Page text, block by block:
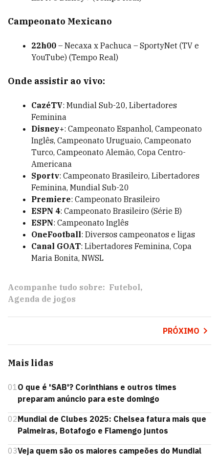
Campeonato Mexicano
22h00 – Necaxa x Pachuca – SportyNet (TV e
YouTube) (Tempo Real)
Onde assistir ao vivo:
CazéTV: Mundial Sub-20, Libertadores
Feminina
Disney+: Campeonato Espanhol, Campeonato
Inglês, Campeonato Uruguaio, Campeonato
Turco, Campeonato Alemão, Copa Centro-
Americana
Sportv: Campeonato Brasileiro, Libertadores
Feminina, Mundial Sub-20
Premiere: Campeonato Brasileiro
ESPN 4: Campeonato Brasileiro (Série B)
ESPN: Campeonato Inglês
OneFootball: Diversos campeonatos e ligas
Canal GOAT: Libertadores Feminina, Copa
Maria Bonita, NWSL
Acompanhe tudo sobre: Futebol
Agenda de jogos
PRÓXIMO
Mais lidas
01 O que é 'SAB'? Corinthians e outros times
preparam anúncio para este domingo
02Mundial de Clubes 2025: Chelsea fatura mais que
Palmeiras, Botafogo e Flamengo juntos
03Veja quem são os maiores campeões do Mundial